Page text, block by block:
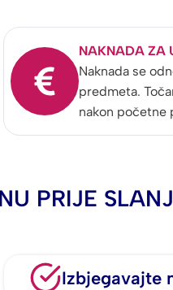
NAKNADA ZA
Naknada se
predmeta.
nakon početne
PRIJE
Izbjegavajte